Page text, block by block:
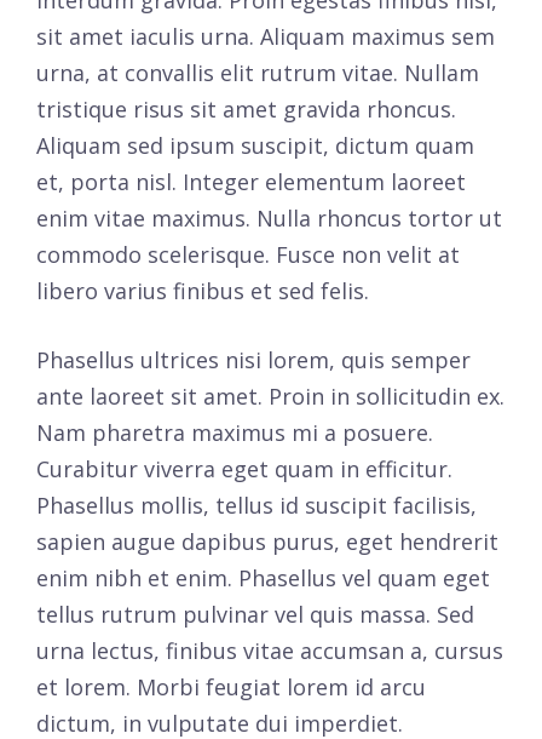
sit amet iaculis urna. Aliquam maximus sem
urna, at convallis elit rutrum vitae. Nullam
tristique risus sit amet gravida rhoncus.
Aliquam sed ipsum suscipit, dictum quam
et, porta nisl. Integer elementum laoreet
enim vitae maximus. Nulla rhoncus tortor ut
commodo scelerisque. Fusce non velit at
libero varius finibus et sed felis.
Phasellus ultrices nisi lorem, quis semper
ante laoreet sit amet. Proin in sollicitudin ex.
Nam pharetra maximus mi a posuere.
Curabitur viverra eget quam in efficitur.
Phasellus mollis, tellus id suscipit facilisis,
sapien augue dapibus purus, eget hendrerit
enim nibh et enim. Phasellus vel quam eget
tellus rutrum pulvinar vel quis massa. Sed
urna lectus, finibus vitae accumsan a, cursus
et lorem. Morbi feugiat lorem id arcu
dictum, in vulputate dui imperdiet.